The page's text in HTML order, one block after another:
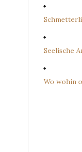
Seelische
Wo wohin